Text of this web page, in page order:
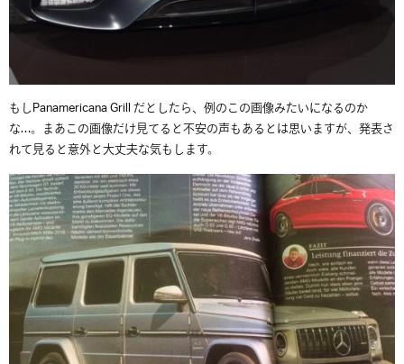
もしPanamericana Grill だとしたら、例のこの画像みたいになるのか
な…。まあこの画像だけ見てると不安の声もあるとは思いますが、発表さ
れて見ると意外と大丈夫な気もします。